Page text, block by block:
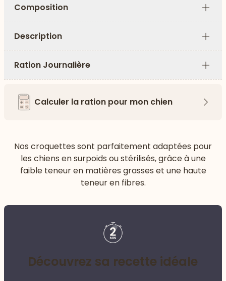
Composition
Plus
Description
Plus
Ration Journalière
Plus
Calculer la ration pour mon chien
Nos croquettes sont parfaitement adaptées pour
les chiens en surpoids ou stérilisés, grâce à une
faible teneur en matières grasses et une haute
teneur en fibres.
Découvrez sa recette idéale